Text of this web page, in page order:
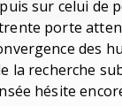
sur celui de
porte
des
la recherche
hésite